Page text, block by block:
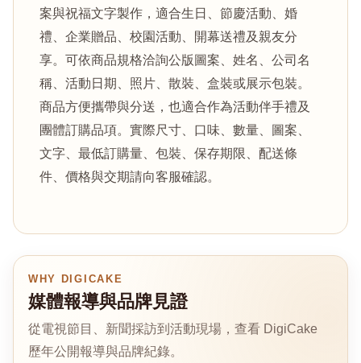
案與祝福文字製作，適合生日、節慶活動、婚
禮、企業贈品、校園活動、開幕送禮及親友分
享。可依商品規格洽詢公版圖案、姓名、公司名
稱、活動日期、照片、散裝、盒裝或展示包裝。
商品方便攜帶與分送，也適合作為活動伴手禮及
團體訂購品項。實際尺寸、口味、數量、圖案、
文字、最低訂購量、包裝、保存期限、配送條
件、價格與交期請向客服確認。
WHY DIGICAKE
媒體報導與品牌見證
從電視節目、新聞採訪到活動現場，查看 DigiCake
歷年公開報導與品牌紀錄。